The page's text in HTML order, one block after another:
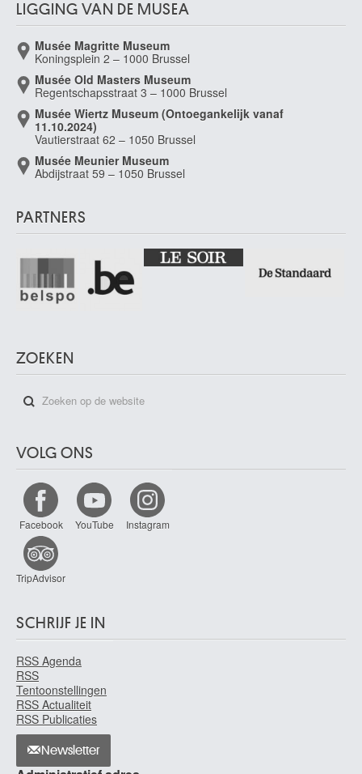
LIGGING VAN DE MUSEA
Musée Magritte Museum
Koningsplein 2 – 1000 Brussel
Musée Old Masters Museum
Regentschapsstraat 3 – 1000 Brussel
Musée Wiertz Museum (Ontoegankelijk vanaf
11.10.2024)
Vautierstraat 62 – 1050 Brussel
Musée Meunier Museum
Abdijstraat 59 – 1050 Brussel
PARTNERS
ZOEKEN
VOLG ONS
Facebook YouTube Instagram
TripAdvisor
SCHRIJF JE IN
RSS Agenda
RSS
Tentoonstellingen
RSS Actualiteit
RSS Publicaties
Newsletter